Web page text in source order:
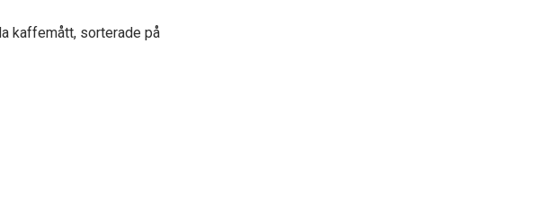
kaffemått, sorterade på